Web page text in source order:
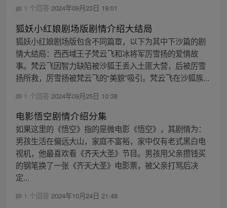
1 个回答 2024年09月23日 19:01
狐妖小红娘剧场版剧情介绍大结局
狐妖小红娘剧场版包含不同篇章，以下为其中下沙篇的剧
情大结局：西西域王子梵云飞和冰将军厉雪扬的爱情故
事。梵云飞因智力缺陷被沙狐王丢入土匪大营，后被厉雪
扬所救，厉雪扬被梵云飞的“美貌”吸引。梵云飞在沙狐族...
1 个回答 2024年09月25日 10:38
电影悟空剧情介绍分集
如果这里的《悟空》指的是微电影《悟空》，其剧情为：
男孩生活在偏远大山，家庭不富裕，家中仅有老式黑白电
视机，他最喜欢看《齐天大圣》节目。男孩用父亲攒钱买
的钢笔换了一张《齐天大圣》电影票，被父亲打骂后决
定...
1 个回答 2024年10月24日 21:48